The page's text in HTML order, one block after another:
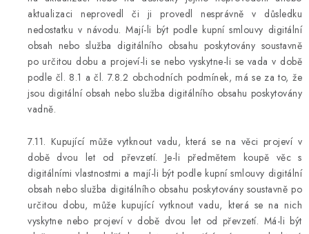
aktualizaci neprovedl či ji provedl nesprávně v důsledku
nedostatku v návodu. Mají-li být podle kupní smlouvy digitální
obsah nebo služba digitálního obsahu poskytovány soustavně
po určitou dobu a projeví-li se nebo vyskytne-li se vada v době
podle čl. 8.1 a čl. 7.8.2 obchodních podmínek, má se za to, že
jsou digitální obsah nebo služba digitálního obsahu poskytovány
vadně.
7.11. Kupující může vytknout vadu, která se na věci projeví v
době dvou let od převzetí. Je-li předmětem koupě věc s
digitálními vlastnostmi a mají-li být podle kupní smlouvy digitální
obsah nebo služba digitálního obsahu poskytovány soustavně po
určitou dobu, může kupující vytknout vadu, která se na nich
vyskytne nebo projeví v době dvou let od převzetí. Má-li být